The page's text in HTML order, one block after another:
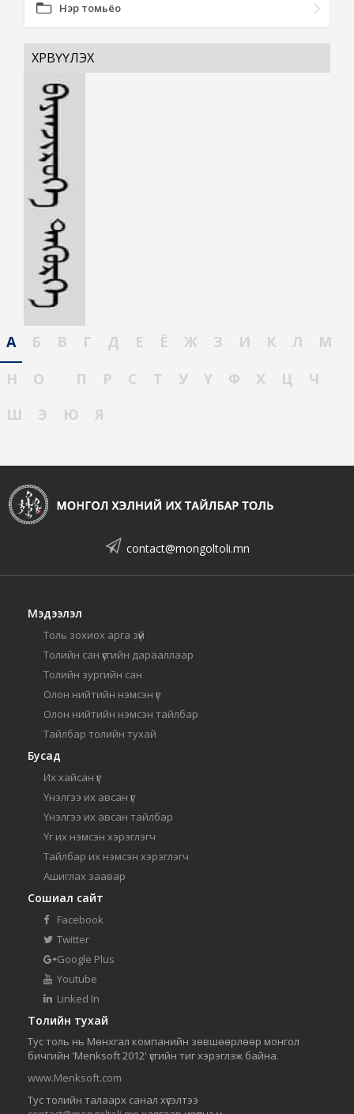
Нэр томьёо
ХӨРВҮҮЛЭХ
А Б В Г Д Е Ё Ж З И К Л
М
Н
О П Р С Т У Ү Ф Х Ц
Ч
Ш
Э Ю Я
contact@mongoltoli.mn
Мэдээлэл
Толь зохиох арга зүй
Толийн сан үсгийн дарааллаар
Толийн зургийн сан
Олон нийтийн нэмсэн үг
Олон нийтийн нэмсэн тайлбар
Тайлбар толийн тухай
Бусад
Их хайсан үг
Үнэлгээ их авсан үг
Үнэлгээ их авсан тайлбар
Үг их нэмсэн хэрэглэгч
Тайлбар их нэмсэн хэрэглэгч
Ашиглах заавар
Сошиал сайт
Facebook
Twitter
Google Plus
Youtube
Linked In
Толийн тухай
Тус толь нь Мөнхгал компанийн зөвшөөрлөөр монгол
бичгийн 'Menksoft 2012' үсгийн тиг хэрэглэж байна.
www.Menksoft.com
Тус толийн талаарх санал хүсэлтээ